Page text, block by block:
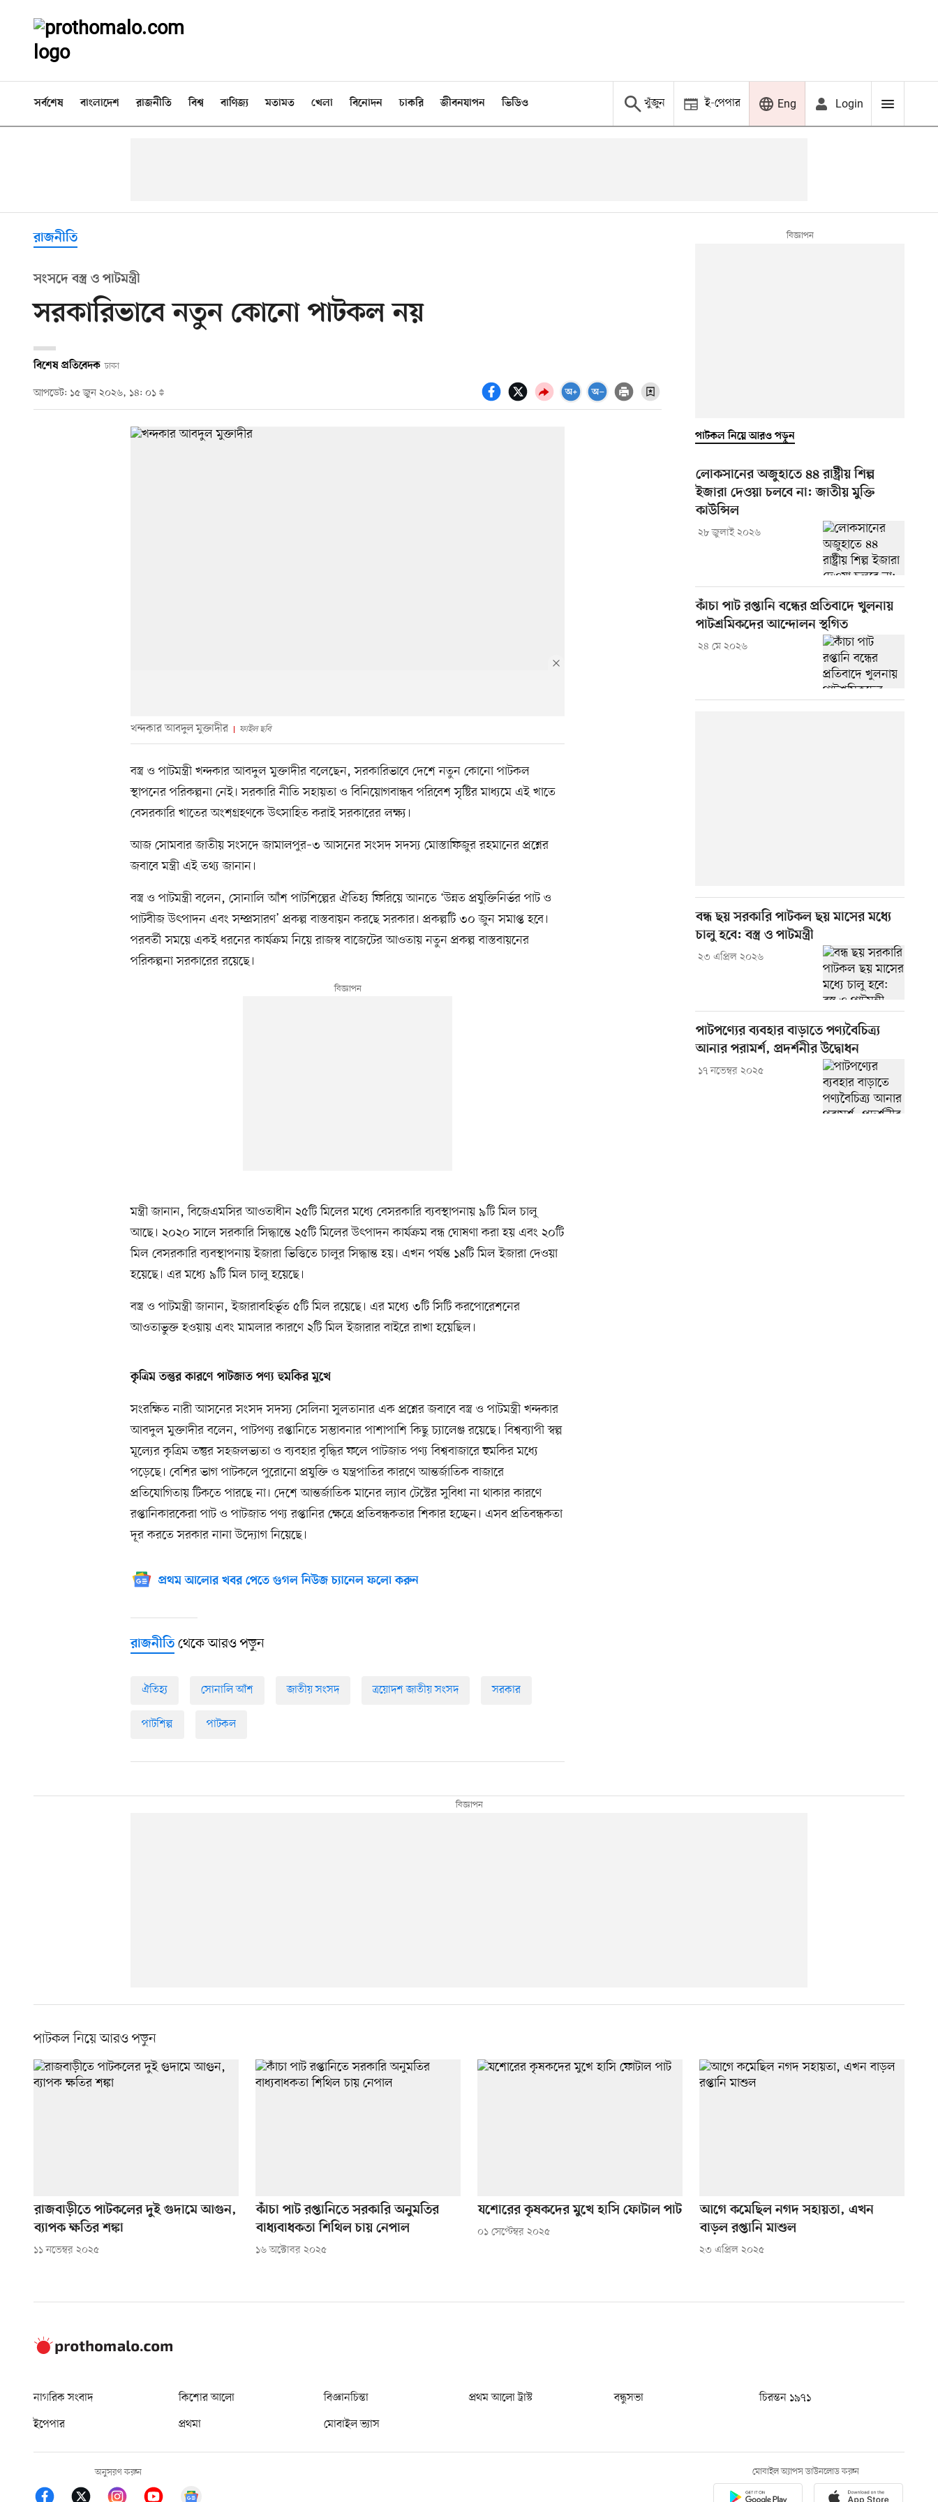
সর্বশেষ বাংলাদেশ রাজনীতি বিশ্ব বাণিজ্য মতামত খেলা বিনোদন চাকরি জীবনযাপন ভিডিও খুঁজুন ই-পেপার Eng Login
রাজনীতি
সংসদে বস্ত্র ও পাটমন্ত্রী
সরকারিভাবে নতুন কোনো পাটকল নয়
বিশেষ প্রতিবেদক ঢাকা
আপডেট: ১৫ জুন ২০২৬, ১৪: ০১
খন্দকার আবদুল মুক্তাদীর ফাইল ছবি
বস্ত্র ও পাটমন্ত্রী খন্দকার আবদুল মুক্তাদীর বলেছেন, সরকারিভাবে দেশে নতুন কোনো পাটকল
স্থাপনের পরিকল্পনা নেই। সরকারি নীতি সহায়তা ও বিনিয়োগবান্ধব পরিবেশ সৃষ্টির মাধ্যমে এই খাতে
বেসরকারি খাতের অংশগ্রহণকে উৎসাহিত করাই সরকারের লক্ষ্য।
আজ সোমবার জাতীয় সংসদে জামালপুর–৩ আসনের সংসদ সদস্য মোস্তাফিজুর রহমানের প্রশ্নের
জবাবে মন্ত্রী এই তথ্য জানান।
বস্ত্র ও পাটমন্ত্রী বলেন, সোনালি আঁশ পাটশিল্পের ঐতিহ্য ফিরিয়ে আনতে ‘উন্নত প্রযুক্তিনির্ভর পাট ও
পাটবীজ উৎপাদন এবং সম্প্রসারণ’ প্রকল্প বাস্তবায়ন করছে সরকার। প্রকল্পটি ৩০ জুন সমাপ্ত হবে।
পরবর্তী সময়ে একই ধরনের কার্যক্রম নিয়ে রাজস্ব বাজেটের আওতায় নতুন প্রকল্প বাস্তবায়নের
পরিকল্পনা সরকারের রয়েছে।
মন্ত্রী জানান, বিজেএমসির আওতাধীন ২৫টি মিলের মধ্যে বেসরকারি ব্যবস্থাপনায় ৯টি মিল চালু
আছে। ২০২০ সালে সরকারি সিদ্ধান্তে ২৫টি মিলের উৎপাদন কার্যক্রম বন্ধ ঘোষণা করা হয় এবং ২০টি
মিল বেসরকারি ব্যবস্থাপনায় ইজারা ভিত্তিতে চালুর সিদ্ধান্ত হয়। এখন পর্যন্ত ১৪টি মিল ইজারা দেওয়া
হয়েছে। এর মধ্যে ৯টি মিল চালু হয়েছে।
বস্ত্র ও পাটমন্ত্রী জানান, ইজারাবহির্ভূত ৫টি মিল রয়েছে। এর মধ্যে ৩টি সিটি করপোরেশনের
আওতাভুক্ত হওয়ায় এবং মামলার কারণে ২টি মিল ইজারার বাইরে রাখা হয়েছিল।
কৃত্রিম তন্তুর কারণে পাটজাত পণ্য হুমকির মুখে
সংরক্ষিত নারী আসনের সংসদ সদস্য সেলিনা সুলতানার এক প্রশ্নের জবাবে বস্ত্র ও পাটমন্ত্রী খন্দকার
আবদুল মুক্তাদীর বলেন, পাটপণ্য রপ্তানিতে সম্ভাবনার পাশাপাশি কিছু চ্যালেঞ্জ রয়েছে। বিশ্বব্যাপী স্বল্প
মূল্যের কৃত্রিম তন্তুর সহজলভ্যতা ও ব্যবহার বৃদ্ধির ফলে পাটজাত পণ্য বিশ্ববাজারে হুমকির মধ্যে
পড়েছে। বেশির ভাগ পাটকলে পুরোনো প্রযুক্তি ও যন্ত্রপাতির কারণে আন্তর্জাতিক বাজারে
প্রতিযোগিতায় টিকতে পারছে না। দেশে আন্তর্জাতিক মানের ল্যাব টেস্টের সুবিধা না থাকার কারণে
রপ্তানিকারকেরা পাট ও পাটজাত পণ্য রপ্তানির ক্ষেত্রে প্রতিবন্ধকতার শিকার হচ্ছেন। এসব প্রতিবন্ধকতা
দূর করতে সরকার নানা উদ্যোগ নিয়েছে।
প্রথম আলোর খবর পেতে গুগল নিউজ চ্যানেল ফলো করুন
রাজনীতি থেকে আরও পড়ুন
ঐতিহ্য সোনালি আঁশ জাতীয় সংসদ ত্রয়োদশ জাতীয় সংসদ সরকার
পাটশিল্প পাটকল
পাটকল নিয়ে আরও পড়ুন
লোকসানের অজুহাতে ৪৪ রাষ্ট্রীয় শিল্প
ইজারা দেওয়া চলবে না: জাতীয় মুক্তি
কাউন্সিল
২৮ জুলাই ২০২৬
কাঁচা পাট রপ্তানি বন্ধের প্রতিবাদে খুলনায়
পাটশ্রমিকদের আন্দোলন স্থগিত
২৪ মে ২০২৬
বন্ধ ছয় সরকারি পাটকল ছয় মাসের মধ্যে
চালু হবে: বস্ত্র ও পাটমন্ত্রী
২৩ এপ্রিল ২০২৬
পাটপণ্যের ব্যবহার বাড়াতে পণ্যবৈচিত্র্য
আনার পরামর্শ, প্রদর্শনীর উদ্বোধন
১৭ নভেম্বর ২০২৫
পাটকল নিয়ে আরও পড়ুন
রাজবাড়ীতে পাটকলের দুই গুদামে আগুন,
ব্যাপক ক্ষতির শঙ্কা
১১ নভেম্বর ২০২৫
কাঁচা পাট রপ্তানিতে সরকারি অনুমতির
বাধ্যবাধকতা শিথিল চায় নেপাল
১৬ অক্টোবর ২০২৫
যশোরের কৃষকদের মুখে হাসি ফোটাল পাট
০১ সেপ্টেম্বর ২০২৫
আগে কমেছিল নগদ সহায়তা, এখন
বাড়ল রপ্তানি মাশুল
২৩ এপ্রিল ২০২৫
নাগরিক সংবাদ কিশোর আলো বিজ্ঞানচিন্তা প্রথম আলো ট্রাস্ট বন্ধুসভা
চিরন্তন ১৯৭১
ইপেপার
প্রথমা মোবাইল ভ্যাস
অনুসরণ করুন মোবাইল অ্যাপস ডাউনলোড করুন